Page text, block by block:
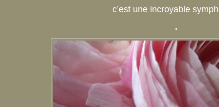
c’est une incroyable
.